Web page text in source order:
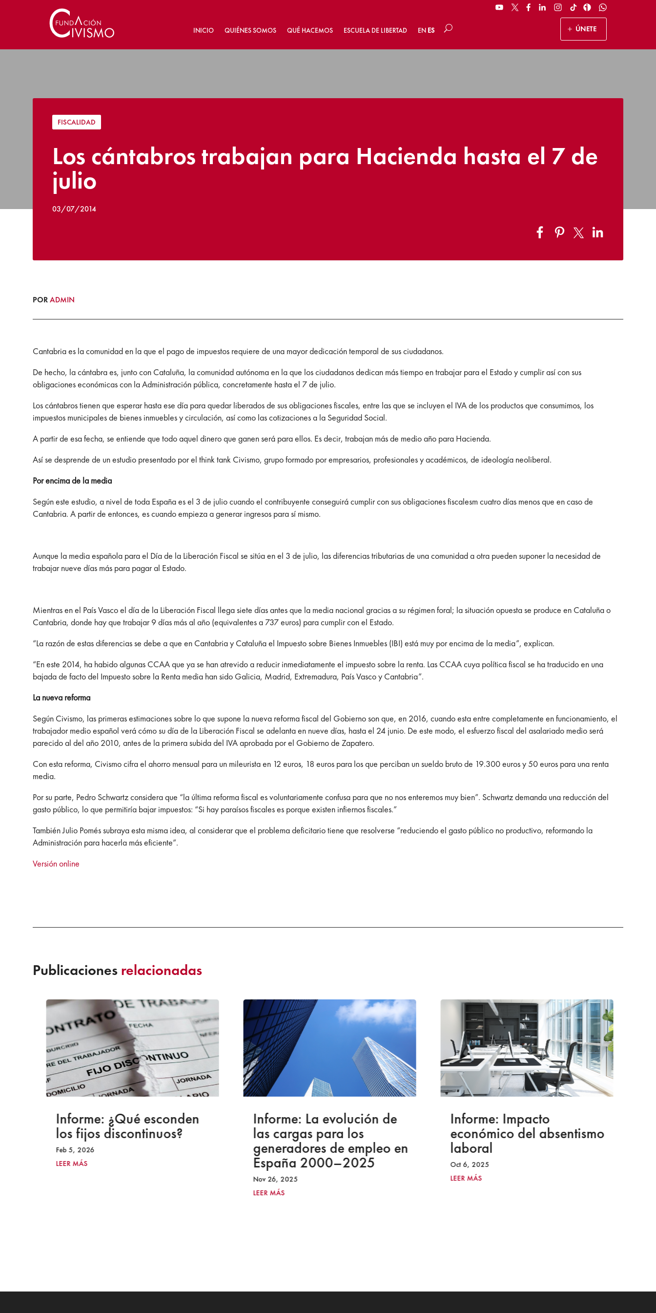
INICIO QUIÉNES SOMOS QUÉ HACEMOS ESCUELA DE LIBERTAD EN ES ÚNETE
FISCALIDAD
Los cántabros trabajan para Hacienda hasta el 7 de
julio
03/07/2014
PORADMIN
Cantabria es la comunidad en la que el pago de impuestos requiere de una mayor dedicación temporal de sus ciudadanos.
De hecho, la cántabra es, junto con Cataluña, la comunidad autónoma en la que los ciudadanos dedican más tiempo en trabajar para el Estado y cumplir así con sus
obligaciones económicas con la Administración pública, concretamente hasta el 7 de julio.
Los cántabros tienen que esperar hasta ese día para quedar liberados de sus obligaciones fiscales, entre las que se incluyen el IVA de los productos que consumimos, los
impuestos municipales de bienes inmuebles y circulación, así como las cotizaciones a la Seguridad Social.
A partir de esa fecha, se entiende que todo aquel dinero que ganen será para ellos. Es decir, trabajan más de medio año para Hacienda.
Así se desprende de un estudio presentado por el think tank Civismo, grupo formado por empresarios, profesionales y académicos, de ideología neoliberal.
Por encima de la media
Según este estudio, a nivel de toda España es el 3 de julio cuando el contribuyente conseguirá cumplir con sus obligaciones fiscalesm cuatro días menos que en caso de
Cantabria. A partir de entonces, es cuando empieza a generar ingresos para sí mismo.
Aunque la media española para el Día de la Liberación Fiscal se sitúa en el 3 de julio, las diferencias tributarias de una comunidad a otra pueden suponer la necesidad de
trabajar nueve días más para pagar al Estado.
Mientras en el País Vasco el día de la Liberación Fiscal llega siete días antes que la media nacional gracias a su régimen foral; la situación opuesta se produce en Cataluña o
Cantabria, donde hay que trabajar 9 días más al año (equivalentes a 737 euros) para cumplir con el Estado.
“La razón de estas diferencias se debe a que en Cantabria y Cataluña el Impuesto sobre Bienes Inmuebles (IBI) está muy por encima de la media”, explican.
“En este 2014, ha habido algunas CCAA que ya se han atrevido a reducir inmediatamente el impuesto sobre la renta. Las CCAA cuya política fiscal se ha traducido en una
bajada de facto del Impuesto sobre la Renta media han sido Galicia, Madrid, Extremadura, País Vasco y Cantabria”.
La nueva reforma
Según Civismo, las primeras estimaciones sobre lo que supone la nueva reforma fiscal del Gobierno son que, en 2016, cuando esta entre completamente en funcionamiento, el
trabajador medio español verá cómo su día de la Liberación Fiscal se adelanta en nueve días, hasta el 24 junio. De este modo, el esfuerzo fiscal del asalariado medio será
parecido al del año 2010, antes de la primera subida del IVA aprobada por el Gobierno de Zapatero.
Con esta reforma, Civismo cifra el ahorro mensual para un mileurista en 12 euros, 18 euros para los que perciban un sueldo bruto de 19.300 euros y 50 euros para una renta
media.
Por su parte, Pedro Schwartz considera que “la última reforma fiscal es voluntariamente confusa para que no nos enteremos muy bien”. Schwartz demanda una reducción del
gasto público, lo que permitiría bajar impuestos: “Si hay paraísos fiscales es porque existen infiernos fiscales.”
También Julio Pomés subraya esta misma idea, al considerar que el problema deficitario tiene que resolverse “reduciendo el gasto público no productivo, reformando la
Administración para hacerla más eficiente”.
Versión online
Publicaciones relacionadas
Informe: ¿Qué esconden
los fijos discontinuos?
Feb 5, 2026
LEER MÁS
Informe: La evolución de
las cargas para los
generadores de empleo en
España 2000–2025
Nov 26, 2025
LEER MÁS
Informe: Impacto
económico del absentismo
laboral
Oct 6, 2025
LEER MÁS